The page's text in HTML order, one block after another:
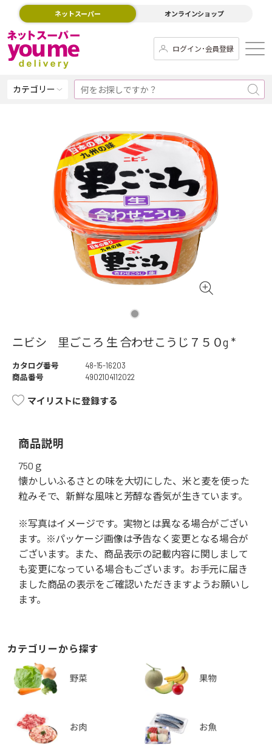
ネットスーパー オンラインショップ
ログイン･会員登録
カテゴリー
ニビシ 里ごころ 生 合わせこうじ７５０g *
カタログ番号
48-15-16203
商品番号
4902104112022
マイリストに登録する
商品説明
750ｇ
懐かしいふるさとの味を大切にした、米と麦を使った
粒みそで、新鮮な風味と芳醇な香気が生きています。
※写真はイメージです。実物とは異なる場合がござい
ます。※パッケージ画像は予告なく変更となる場合が
ございます。また、商品表示の記載内容に関しまして
も変更になっている場合もございます。お手元に届き
ました商品の表示をご確認いただきますようお願いし
ます。
カテゴリーから探す